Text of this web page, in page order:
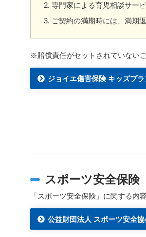
専門家による育児相談サー
ご契約の満期時には、満期
※賠償責任がセットされていない
ジョイエ傷害保険 キッズプ
スポーツ安全保険
「スポーツ安全保険」に関する内
公益財団法人 スポーツ安全協